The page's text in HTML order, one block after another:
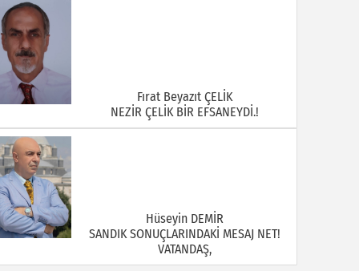
Fırat Beyazıt ÇELİK
NEZİR ÇELİK BİR EFSANEYDİ.!
Hüseyin DEMİR
SANDIK SONUÇLARINDAKİ MESAJ NET!
VATANDAŞ,